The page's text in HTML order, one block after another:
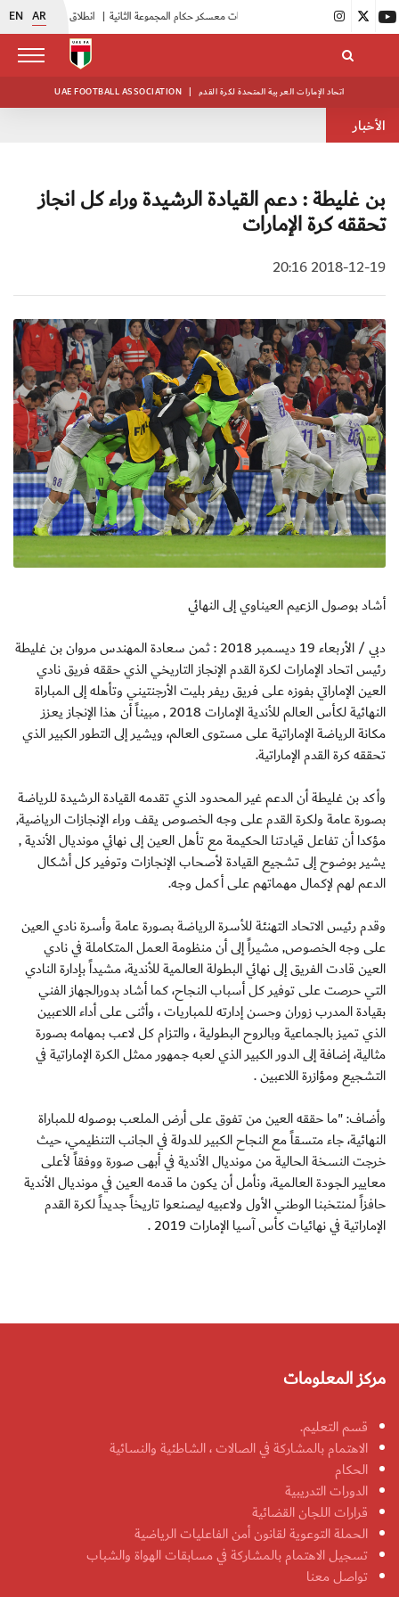
EN AR انطلاق منافسات بطولة النخبة لحرس الرئاسة |
UAE FOOTBALL ASSOCIATION | اتحاد الإمارات العربية المتحدة لكرة القدم
الأخبار
بن غليطة : دعم القيادة الرشيدة وراء كل انجاز
تحققه كرة الإمارات
2018-12-19 20:16
أشاد بوصول الزعيم العيناوي إلى النهائي
دبي / الأربعاء 19 ديسمبر 2018 : ثمن سعادة المهندس مروان بن غليطة
رئيس اتحاد الإمارات لكرة القدم الإنجاز التاريخي الذي حققه فريق نادي
العين الإماراتي بفوزه على فريق ريفر بليت الأرجنتيني وتأهله إلى المباراة
النهائية لكأس العالم للأندية الإمارات 2018 , مبيناً أن هذا الإنجاز يعزز
مكانة الرياضة الإماراتية على مستوى العالم، ويشير إلى التطور الكبير الذي
تحققه كرة القدم الإماراتية.
وأكد بن غليطة أن الدعم غير المحدود الذي تقدمه القيادة الرشيدة للرياضة
بصورة عامة ولكرة القدم على وجه الخصوص يقف وراء الإنجازات الرياضية,
مؤكدا أن تفاعل قيادتنا الحكيمة مع تأهل العين إلى نهائي مونديال الأندية ,
يشير بوضوح إلى تشجيع القيادة لأصحاب الإنجازات وتوفير كل أشكال
الدعم لهم لإكمال مهماتهم على أكمل وجه.
وقدم رئيس الاتحاد التهنئة للأسرة الرياضة بصورة عامة وأسرة نادي العين
على وجه الخصوص, مشيراً إلى أن منظومة العمل المتكاملة في نادي
العين قادت الفريق إلى نهائي البطولة العالمية للأندية، مشيداً بإدارة النادي
التي حرصت على توفير كل أسباب النجاح، كما أشاد بدورالجهاز الفني
بقيادة المدرب زوران وحسن إدارته للمباريات ، وأثنى على أداء اللاعبين
الذي تميز بالجماعية وبالروح البطولية ، والتزام كل لاعب بمهامه بصورة
مثالية، إضافة إلى الدور الكبير الذي لعبه جمهور ممثل الكرة الإماراتية في
التشجيع ومؤازرة اللاعبين .
وأضاف: "ما حققه العين من تفوق على أرض الملعب بوصوله للمباراة
النهائية، جاء متسقاً مع النجاح الكبير للدولة في الجانب التنظيمي، حيث
خرجت النسخة الحالية من مونديال الأندية في أبهى صورة ووفقاً لأعلى
معايير الجودة العالمية، ونأمل أن يكون ما قدمه العين في مونديال الأندية
حافزاً لمنتخبنا الوطني الأول ولاعبيه ليصنعوا تاريخاً جديداً لكرة القدم
الإماراتية في نهائيات كأس آسيا الإمارات 2019 .
مركز المعلومات
قسم التعليم.
الاهتمام بالمشاركة في الصالات ، الشاطئية والنسائية
الحكام
الدورات التدريبية
قرارات اللجان القضائية
الحملة التوعوية لقانون أمن الفاعليات الرياضية
تسجيل الاهتمام بالمشاركة في مسابقات الهواة والشباب
تواصل معنا